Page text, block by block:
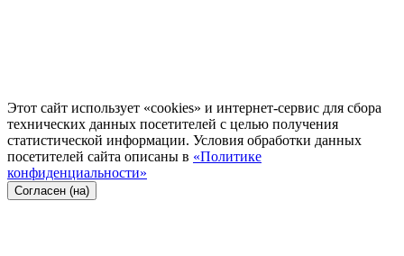
Этот сайт использует «cookies» и интернет-сервис для сбора
технических данных посетителей с целью получения
статистической информации. Условия обработки данных
посетителей сайта описаны в «Политике
конфиденциальности»
Согласен (на)